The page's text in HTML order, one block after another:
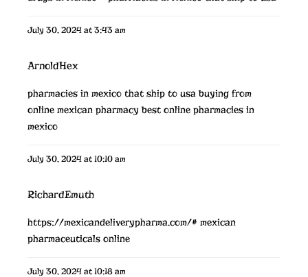
July 30, 2024 at 3:43 am
ArnoldHex
pharmacies in mexico that ship to usabuying from
online mexican pharmacy best online pharmacies in
mexico
July 30, 2024 at 10:10 am
RichardEmuth
https://mexicandeliverypharma.com/# mexican
pharmaceuticals online
July 30, 2024 at 10:18 am